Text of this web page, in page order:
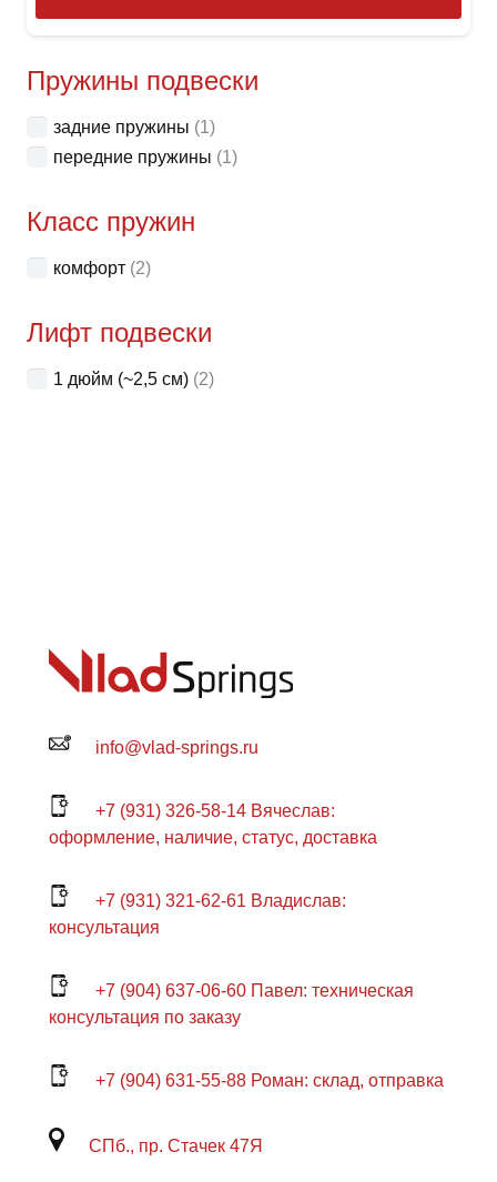
товар
Пружины подвески
задние пружины (1)
передние пружины (1)
Класс пружин
комфорт (2)
Лифт подвески
1 дюйм (~2,5 см) (2)
info@vlad-springs.ru
+7 (931) 326-58-14 Вячеслав:
оформление, наличие, статус, доставка
+7 (931) 321-62-61 Владислав:
консультация
+7 (904) 637-06-60 Павел: техническая
консультация по заказу
+7 (904) 631-55-88 Роман: склад, отправка
СПб., пр. Стачек 47Я